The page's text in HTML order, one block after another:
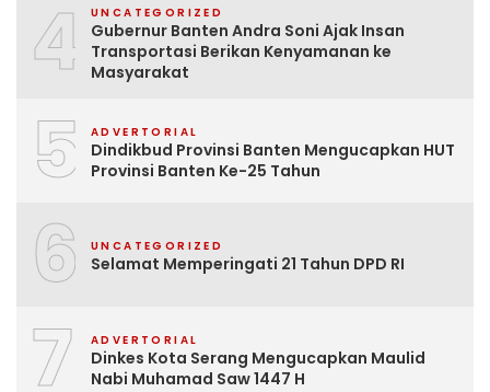
4 UNCATEGORIZED
Gubernur Banten Andra Soni Ajak Insan
Transportasi Berikan Kenyamanan ke
Masyarakat
5 ADVERTORIAL
Dindikbud Provinsi Banten Mengucapkan HUT
Provinsi Banten Ke-25 Tahun
6 UNCATEGORIZED
Selamat Memperingati 21 Tahun DPD RI
7 ADVERTORIAL
Dinkes Kota Serang Mengucapkan Maulid
Nabi Muhamad Saw 1447 H